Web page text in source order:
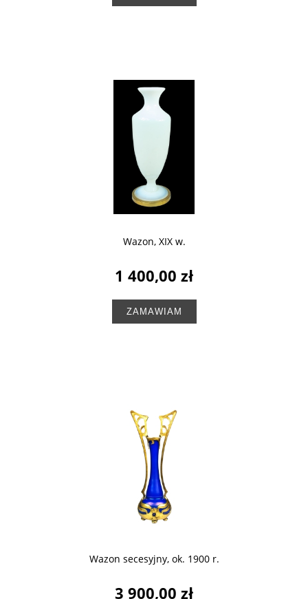
Wazon, XIX w.
1 400,00 zł
ZAMAWIAM
Wazon secesyjny, ok. 1900 r.
3 900,00 zł